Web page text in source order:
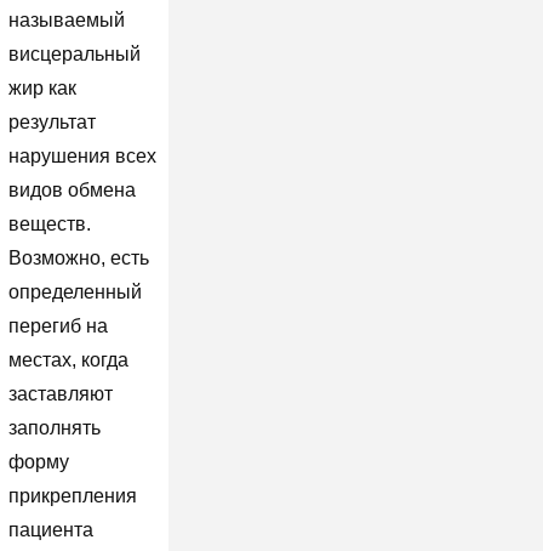
называемый
висцеральный
жир как
результат
нарушения всех
видов обмена
веществ.
Возможно, есть
определенный
перегиб на
местах, когда
заставляют
заполнять
форму
прикрепления
пациента